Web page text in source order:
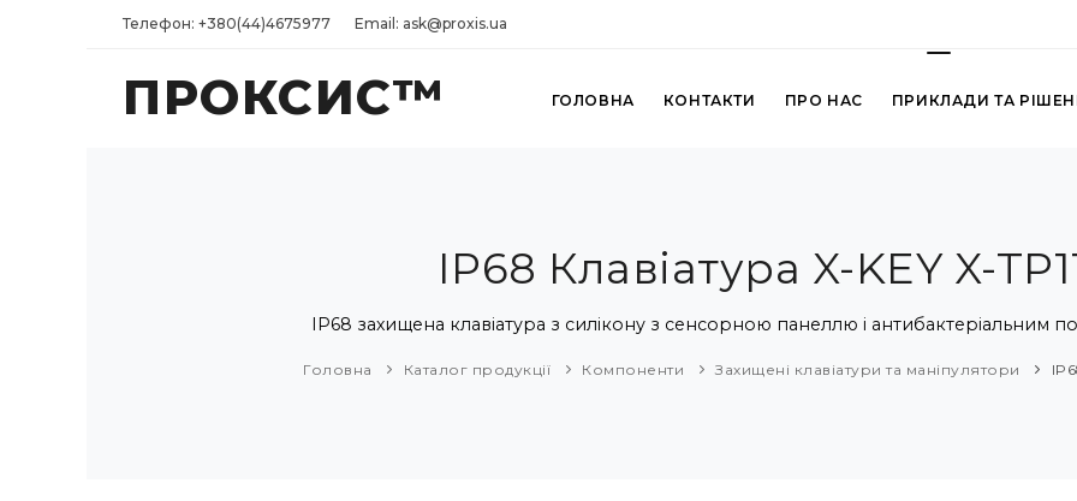
Телефон: +380(44)4675977 Email: ask@proxis.ua
ПРОКСИС™ ГОЛОВНА КОНТАКТИ ПРО НАС ПРИКЛАДИ ТА
IP68 Клавіатура X-KEY X-
IP68 захищена клавіатура з силікону з сенсорною панеллю і антибактеріальним
Головна Каталог продукції Компоненти Захищені клавіатури та маніпулятори